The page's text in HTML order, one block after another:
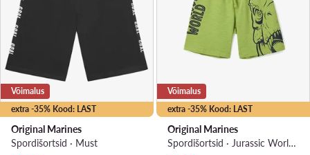
extra -35% Kood: LAST
Võimalus
Original Marines
Spordišortsid · Must
extra -35% Kood: LAST
Võimalus
Original Marines
Spordišortsid · Jurassic World · Roheline